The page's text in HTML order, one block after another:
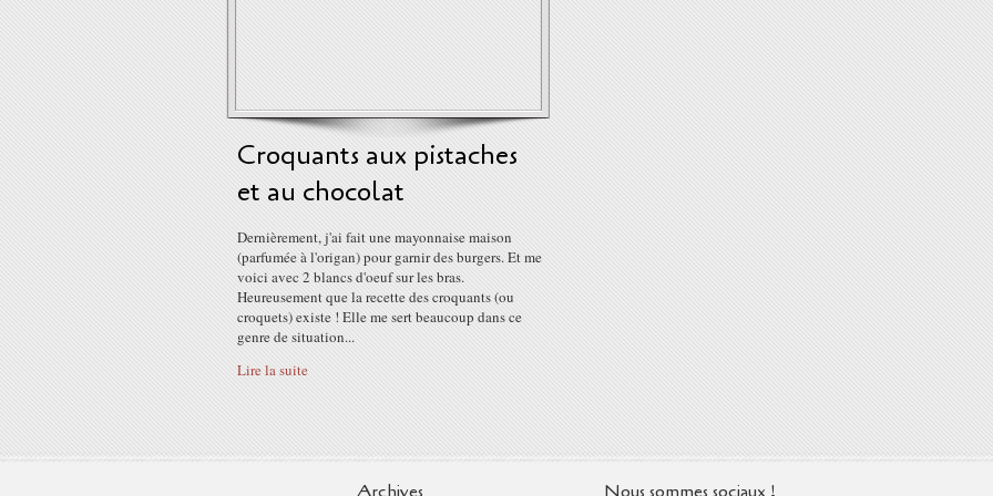
Croquants aux pistaches
et au chocolat
Dernièrement, j'ai fait une mayonnaise maison
(parfumée à l'origan) pour garnir des burgers. Et me
voici avec 2 blancs d'oeuf sur les bras.
Heureusement que la recette des croquants (ou
croquets) existe ! Elle me sert beaucoup dans ce
genre de situation...
Lire la suite